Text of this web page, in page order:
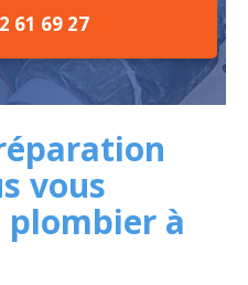
61 69 27
vous
plombier à